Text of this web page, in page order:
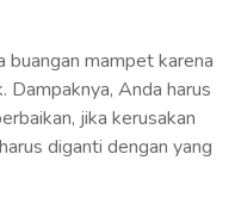
buangan mampet karena
Dampaknya, Anda harus
jika kerusakan
diganti dengan yang